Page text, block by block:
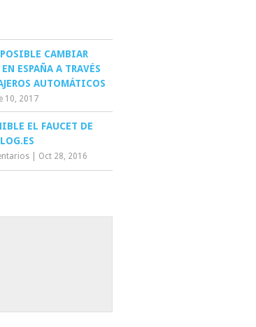
CAMBIAR
ESPAÑA A TRAVÉS
AUTOMÁTICOS
10, 2017
EL FAUCET DE
Oct 28, 2016